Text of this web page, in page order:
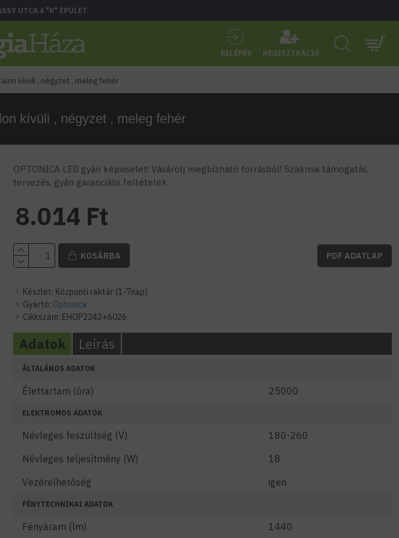
UTCA 4 "K" ÉPÜLET
BELÉPÉS REGISZTRÁCIÓ
kívüli , négyzet , meleg fehér
kívüli , négyzet , meleg fehér
OPTONICA LED gyári képviselet! Vásárolj megbízható forrásból! Szakmai támogatás,
tervezés, gyári garanciális feltételek.
Készlet: Központi raktár (1-7nap)
Gyártó: Optonica
Cikkszám: EHOP2242+6026
8.014 Ft
KOSÁRBA PDF ADATLAP
Adatok Leírás
ÁLTALÁNOS ADATOK
Élettartam (óra) 25000
ELEKTROMOS ADATOK
Névleges feszültség (V)
180-260
Névleges teljesítmény (W)
18
Vezérelhetőség
igen
FÉNYTECHNIKAI ADATOK
Fényáram (lm)
1440